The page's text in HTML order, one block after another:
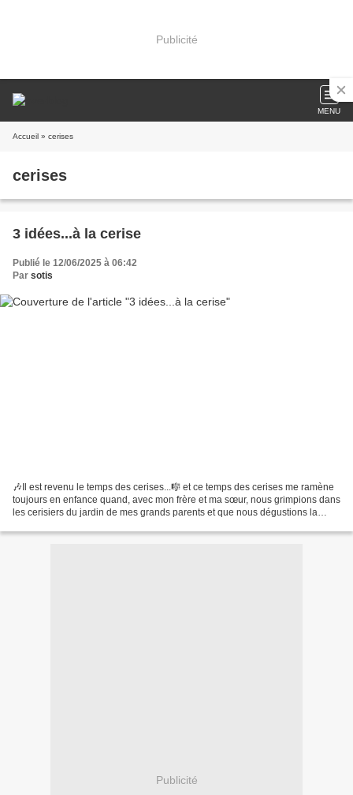
Publicité
MENU
Accueil » cerises
cerises
3 idées...à la cerise
Publié le 12/06/2025 à 06:42
Par sotis
🎶Il est revenu le temps des cerises...🎼 et ce temps des cerises me ramène
toujours en enfance quand, avec mon frère et ma sœur, nous grimpions dans
les cerisiers du jardin de mes grands parents et que nous dégustions la
Publicité